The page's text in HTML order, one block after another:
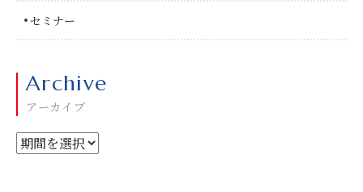
セミナー
Archive
アーカイブ